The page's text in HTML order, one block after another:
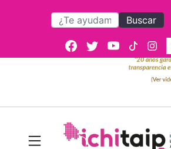
Buscar